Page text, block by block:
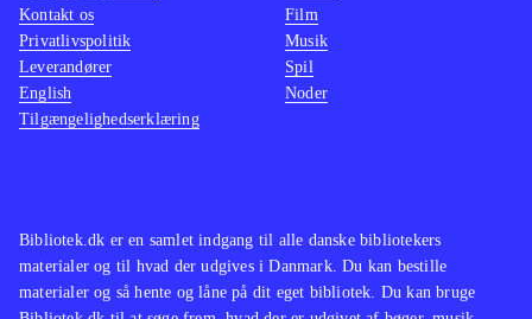
Bibliotek.dk er en samlet indgang til alle danske bibliotekers
materialer og til hvad der udgives i Danmark. Du kan bestille
materialer og så hente og låne på dit eget bibliotek. Du kan bruge
Kontakt os
Privatlivspolitik
Leverandører
English
Tilgængelighedserklæring
Film
Musik
Spil
Noder